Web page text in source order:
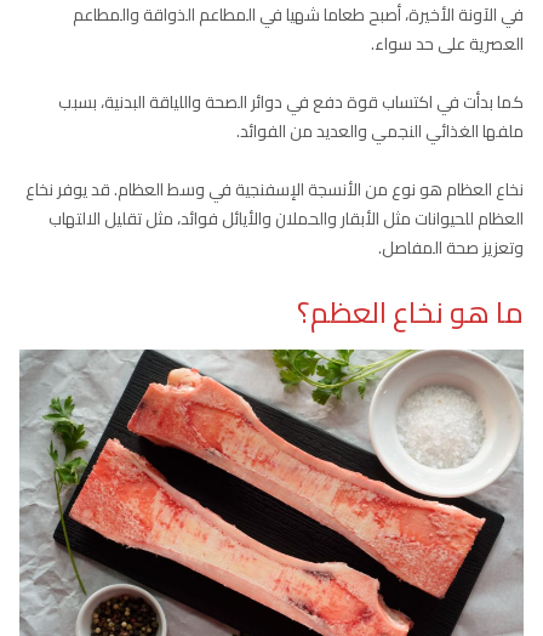
في الآونة الأخيرة، أصبح طعاما شهيا في المطاعم الذواقة والمطاعم
العصرية على حد سواء.
كما بدأت في اكتساب قوة دفع في دوائر الصحة واللياقة البدنية، بسبب
ملفها الغذائي النجمي والعديد من الفوائد.
نخاع العظام هو نوع من الأنسجة الإسفنجية في وسط العظام. قد يوفر نخاع
العظام للحيوانات مثل الأبقار والحملان والأيائل فوائد، مثل تقليل الالتهاب
وتعزيز صحة المفاصل.
ما هو نخاع العظم؟